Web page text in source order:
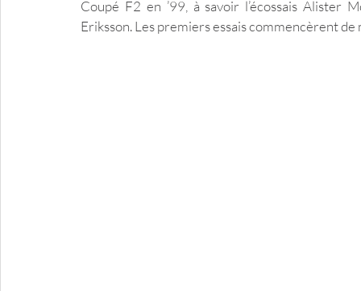
Coupé F2 en ’99, à savoir l’écossais Alister
Eriksson. Les premiers essais commencèrent